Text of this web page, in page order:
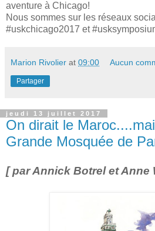
aventure à Chicago!
Nous sommes sur les réseaux
#uskchicago2017 et
Marion Rivolier at 09:00 Aucun
Partager
jeudi 13 juillet 2017
On dirait le
Grande Mosquée de
[ par Annick Botrel et Anne